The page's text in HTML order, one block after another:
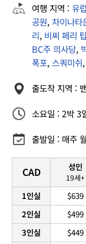
여행 지역 : 유
공원, 차이나타
리, 비씨 페리
BC주 의사당,
폭포, 스쿼미쉬,
출도착 지역 :
소요일 : 2박 3
출발일 : 매주
CAD
1인실
2인실
3인실
성인
19세+
$639
$499
$449